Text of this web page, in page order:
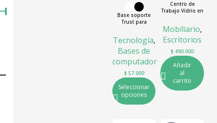
Base soporte
Trust para
Monta
Tecnología,
Bases de
computador
$57.000
Seleccionar
opciones
Centro de
Trabajo Vidrio en
Mobiliario,
Escritorios
$ 490.000
Añadir
al
carrito